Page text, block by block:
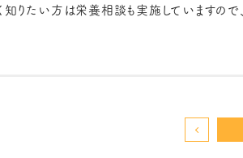
知りたい方は栄養相談も実施していますの